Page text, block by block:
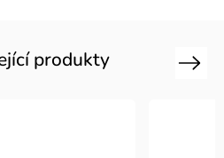
produkty Next